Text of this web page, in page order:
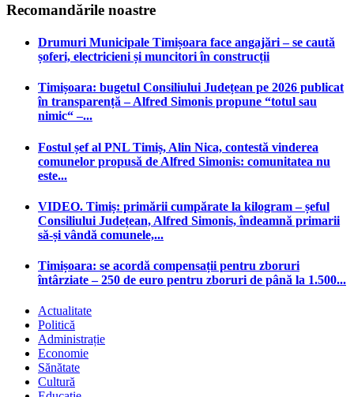
Recomandările noastre
Drumuri Municipale Timișoara face angajări – se caută
șoferi, electricieni și muncitori în construcții
Timișoara: bugetul Consiliului Județean pe 2026 publicat
în transparență – Alfred Simonis propune “totul sau
nimic“ –...
Fostul șef al PNL Timiș, Alin Nica, contestă vinderea
comunelor propusă de Alfred Simonis: comunitatea nu
este...
VIDEO. Timiș: primării cumpărate la kilogram – șeful
Consiliului Județean, Alfred Simonis, îndeamnă primarii
să-și vândă comunele,...
Timișoara: se acordă compensații pentru zboruri
întârziate – 250 de euro pentru zboruri de până la 1.500...
Actualitate
Politică
Administrație
Economie
Sănătate
Cultură